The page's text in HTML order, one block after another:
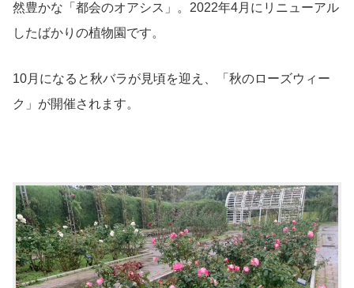
然豊かな「都会のオアシス」。2022年4月にリニューアル
したばかりの植物園です。
10月になると秋バラが見頃を迎え、「秋のローズウィー
ク」が開催されます。